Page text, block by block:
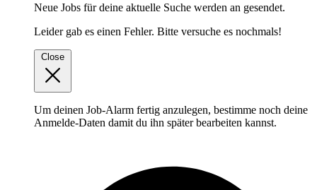
Neue Jobs für deine aktuelle Suche werden an gesendet.
Leider gab es einen Fehler. Bitte versuche es nochmals!
Close
Um deinen Job-Alarm fertig anzulegen, bestimme noch deine
Anmelde-Daten damit du ihn später bearbeiten kannst.